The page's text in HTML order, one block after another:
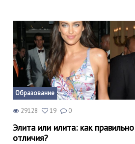
Образование
29128 19 0
Элита или илита: как
отличия?